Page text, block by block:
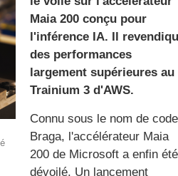
Maia 200 conçu pour
l'inférence IA. Il
des performances
largement supérieures au
Trainium 3 d'AWS.
Connu sous le nom de code
Braga, l'accélérateur Maia
200 de Microsoft a enfin été
dévoilé. Un lancement